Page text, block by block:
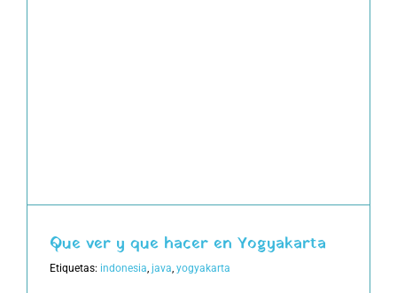
Que ver y que hacer en Yogyakarta
Etiquetas: indonesia, java, yogyakarta